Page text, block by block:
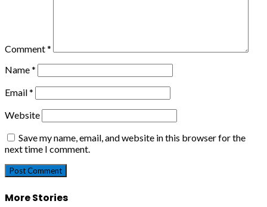
Comment*
Name*
Email*
Website
Save my name, email, and website in this browser for the
next time I comment.
More Stories